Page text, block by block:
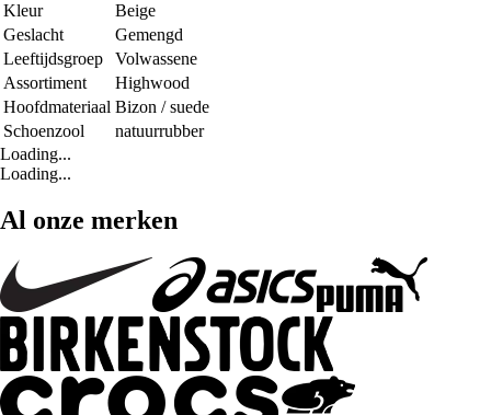
Kleur
Beige
Geslacht
Gemengd
Leeftijdsgroep
Volwassene
Assortiment
Highwood
Hoofdmateriaal Bizon / suede
Schoenzool
natuurrubber
Loading...
Loading...
Al onze merken